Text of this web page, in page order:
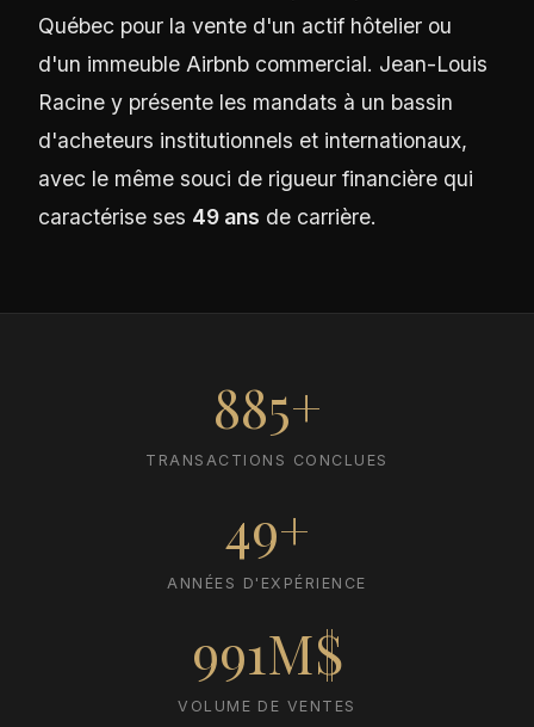
Québec pour la vente d'un actif hôtelier ou
d'un immeuble Airbnb commercial. Jean-Louis
Racine y présente les mandats à un bassin
d'acheteurs institutionnels et internationaux,
avec le même souci de rigueur financière qui
caractérise ses 49 ans de carrière.
885+
TRANSACTIONS CONCLUES
49+
ANNÉES D'EXPÉRIENCE
991M$
VOLUME DE VENTES